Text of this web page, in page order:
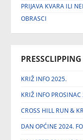
PRIJAVA KVARA ILI
OBRASCI
PRESSCLIPPING
KRIŽ INFO 2025.
KRIŽ INFO
CROSS HILL RUN &
DAN OPĆINE 2024.